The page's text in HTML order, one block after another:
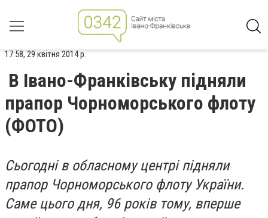
17:58, 29 квітня 2014 р.
В Івано-Франківську підняли
прапор Чорноморського флоту
(ФОТО)
Сьогодні в обласному центрі підняли
прапор Чорноморського флоту України.
Саме цього дня, 96 років тому, вперше